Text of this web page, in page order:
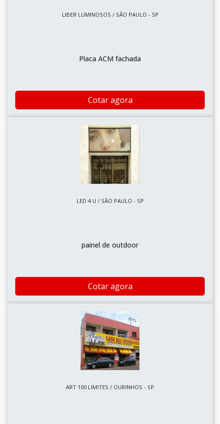
LIBER LUMINOSOS / SÃO PAULO - SP
Placa ACM fachada
Cotar agora
LED 4 U / SÃO PAULO - SP
painel de outdoor
Cotar agora
ART 100 LIMITES / OURINHOS - SP